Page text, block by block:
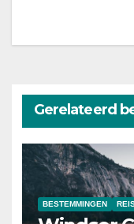
Gerelateerd
BESTEMMINGEN